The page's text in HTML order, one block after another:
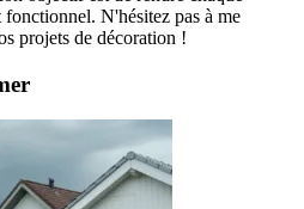
N'hésitez pas à me
projets de décoration !